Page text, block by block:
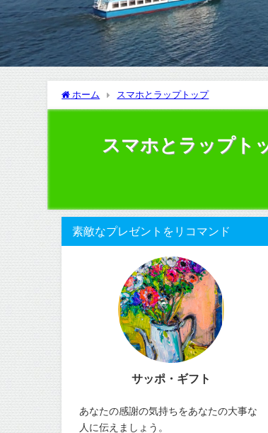
ホーム スマホとラップトップ
スマホとラップト
素敵なプレゼントをリコマンド
サッポ・ギフト
あなたの感謝の気持ちをあなたの大事な
人に伝えましょう。